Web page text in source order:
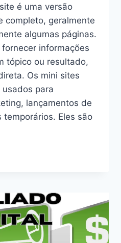
é uma versão
completo, geralmente
algumas páginas.
informações
tópico ou resultado,
Os mini sites
para
lançamentos de
Eles são